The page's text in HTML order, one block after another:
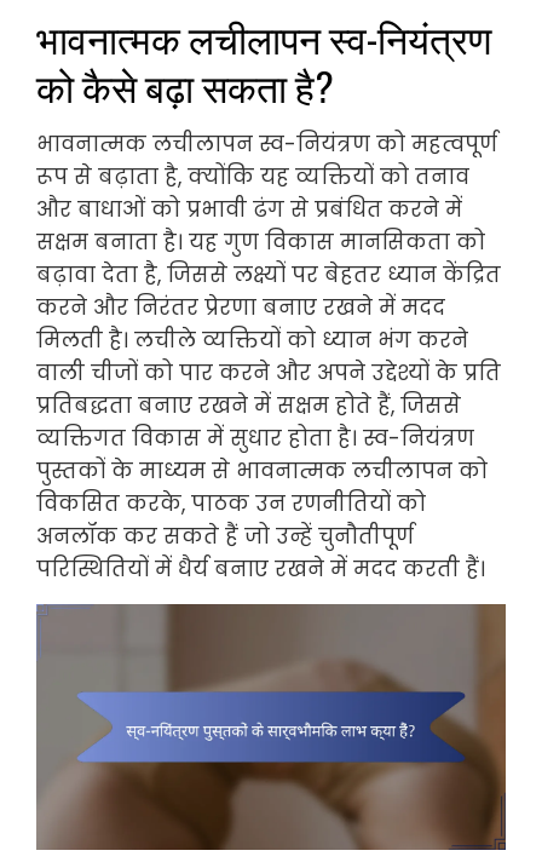
भावनात्मक लचीलापन स्व-नियंत्रण
को कैसे बढ़ा सकता है?
भावनात्मक लचीलापन स्व-नियंत्रण को महत्वपूर्ण
रूप से बढ़ाता है, क्योंकि यह व्यक्तियों को तनाव
और बाधाओं को प्रभावी ढंग से प्रबंधित करने में
सक्षम बनाता है। यह गुण विकास मानसिकता को
बढ़ावा देता है, जिससे लक्ष्यों पर बेहतर ध्यान केंद्रित
करने और निरंतर प्रेरणा बनाए रखने में मदद
मिलती है। लचीले व्यक्तियों को ध्यान भंग करने
वाली चीजों को पार करने और अपने उद्देश्यों के प्रति
प्रतिबद्धता बनाए रखने में सक्षम होते हैं, जिससे
व्यक्तिगत विकास में सुधार होता है। स्व-नियंत्रण
पुस्तकों के माध्यम से भावनात्मक लचीलापन को
विकसित करके, पाठक उन रणनीतियों को
अनलॉक कर सकते हैं जो उन्हें चुनौतीपूर्ण
परिस्थितियों में धैर्य बनाए रखने में मदद करती हैं।